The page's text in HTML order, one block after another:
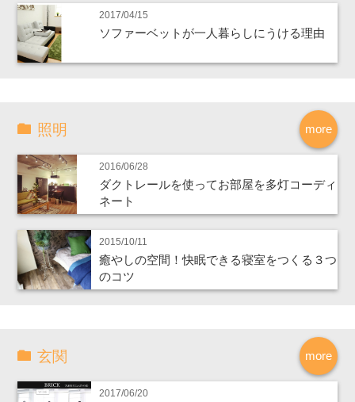
2017/04/15
ソファーベットが一人暮らしにうける理由
more
照明
2016/06/28
ダクトレールを使ってお部屋を多灯コーディ
ネート
2015/10/11
癒やしの空間！快眠できる寝室をつくる３つ
のコツ
more
玄関
2017/06/20